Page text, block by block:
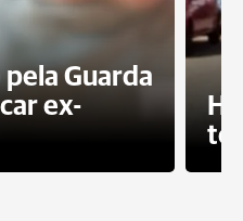
Guarda
ex-